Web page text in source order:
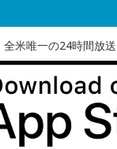
全米唯一の24時間放